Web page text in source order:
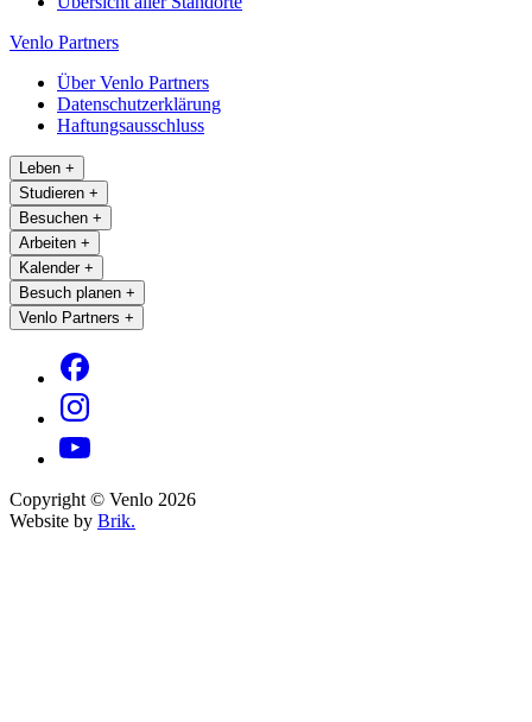
Venlo Partners
Über Venlo Partners
Datenschutzerklärung
Haftungsausschluss
Leben +
Studieren +
Besuchen +
Arbeiten +
Kalender +
Besuch planen +
Venlo Partners +
Copyright © Venlo 2026
Website by Brik.